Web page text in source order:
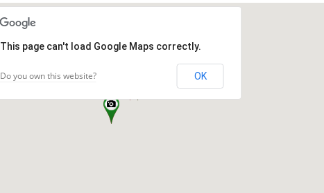
This page can't load Google Maps correctly.
Do you own this website? OK